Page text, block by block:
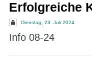
Erfolgreiche
Dienstag, 23. Juli 2024
Info 08-24